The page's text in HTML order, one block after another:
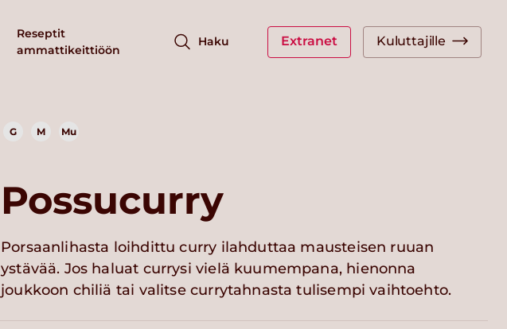
Reseptit
ammattikeittiöön
Haku Extranet Kuluttajille
G M Mu
Possucurry
Porsaanlihasta loihdittu curry ilahduttaa mausteisen ruuan
ystävää. Jos haluat currysi vielä kuumempana, hienonna
joukkoon chiliä tai valitse currytahnasta tulisempi vaihtoehto.